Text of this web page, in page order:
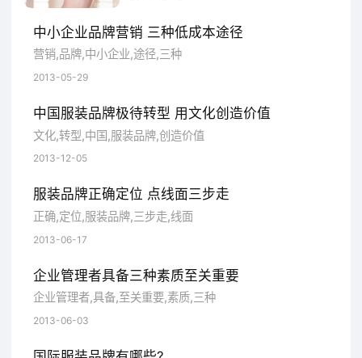
品牌如人，在品牌理论中有一个品牌个性
理论，这个“个性”在西文中叫“personality”，
心理学中翻译过来就是人的个性，简称个性。
但是品牌的“个性”不是相对于其他品牌的独特
的特性，而是指品牌如人或者说品牌“就是一个
人”，品牌个性就是当我们把品牌想象成是一个
人时，这个“人”的个性：是青春亮丽或成熟性
情或沉着稳重……品牌文化的这种来源通常就
是品牌个性的文化内涵表现。
国际上的顶级服装品牌大多是设计师品
中小企业品牌营销 三种低成本途径
营销,品牌,中小企业,途径,三种
2013-05-29
中国服装品牌极待转型 用文化创造价值
文化,转型,中国,服装品牌,创造价值
2013-12-05
服装品牌正确定位 点线面三步走
正确,定位,服装品牌,三步走,线面
2013-06-17
企业管理者具备三种素质至关重要
企业管理者,具备,至关重要,素质,三种
2013-06-03